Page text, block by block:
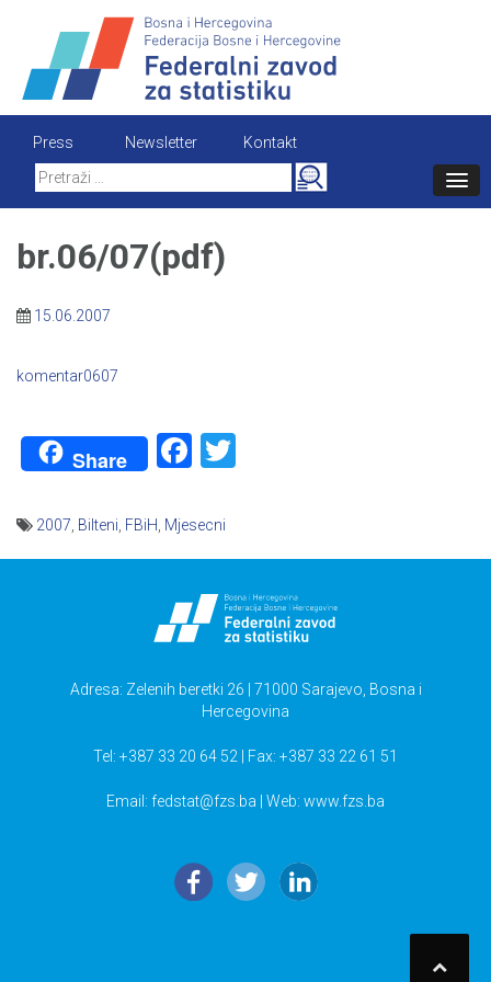
content
Press Newsletter
Kontakt
Search
for:
br.06/07(pdf)
15.06.2007
komentar0607
Share Facebook
2007 Bilteni FBiH Mjesecni
Adresa: Zelenih beretki 26 | 71000 Sarajevo, Bosna i
Hercegovina
Tel: +387 33 20 64 52 | Fax: +387 33 22 61 51
Email: fedstat@fzs.ba | Web: www.fzs.ba